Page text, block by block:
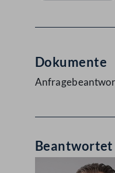
Dokumente
Beantwortet